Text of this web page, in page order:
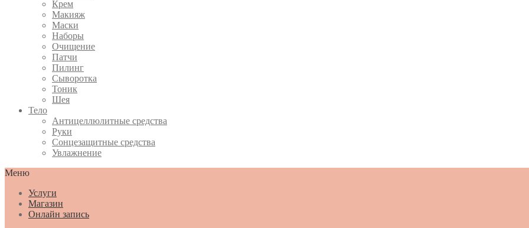
Крем
Макияж
Маски
Наборы
Очищение
Патчи
Пилинг
Сыворотка
Тоник
Шея
Тело
Антицеллюлитные средства
Руки
Сонцезащитные средства
Увлажнение
Меню
Услуги
Магазин
Онлайн запись